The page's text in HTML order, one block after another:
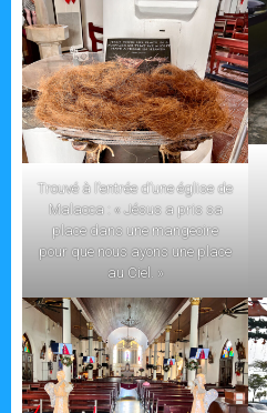
Trouvé à l’entrée d’une église de
Malacca : « Jésus a pris sa
place dans une mangeoire
pour que nous ayons une place
au Ciel. »